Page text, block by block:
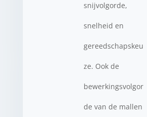
snijvolgorde,
snelheid en
gereedschapskeu
ze. Ook de
bewerkingsvolgor
de van de mallen